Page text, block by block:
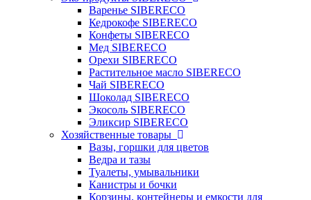
Варенье SIBERECO
Кедрокофе SIBERECO
Конфеты SIBERECO
Мед SIBERECO
Орехи SIBERECO
Растительное масло SIBERECO
Чай SIBERECO
Шоколад SIBERECO
Экосоль SIBERECO
Эликсир SIBERECO
Хозяйственные товары
Вазы, горшки для цветов
Ведра и тазы
Туалеты, умывальники
Канистры и бочки
Корзины, контейнеры и емкости для